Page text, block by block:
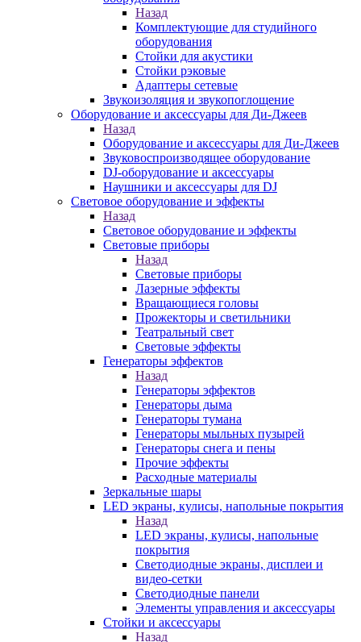
Назад
Комплектующие для студийного
оборудования
Стойки для акустики
Стойки рэковые
Адаптеры сетевые
Звукоизоляция и звукопоглощение
Оборудование и аксессуары для Ди-Джеев
Назад
Оборудование и аксессуары для Ди-Джеев
Звуковоспроизводящее оборудование
DJ-оборудование и аксессуары
Наушники и аксессуары для DJ
Световое оборудование и эффекты
Назад
Световое оборудование и эффекты
Световые приборы
Назад
Световые приборы
Лазерные эффекты
Вращающиеся головы
Прожекторы и светильники
Театральный свет
Световые эффекты
Генераторы эффектов
Назад
Генераторы эффектов
Генераторы дыма
Генераторы тумана
Генераторы мыльных пузырей
Генераторы снега и пены
Прочие эффекты
Расходные материалы
Зеркальные шары
LED экраны, кулисы, напольные покрытия
Назад
LED экраны, кулисы, напольные
покрытия
Светодиодные экраны, дисплеи и
видео-сетки
Светодиодные панели
Элементы управления и аксессуары
Стойки и аксессуары
Назад